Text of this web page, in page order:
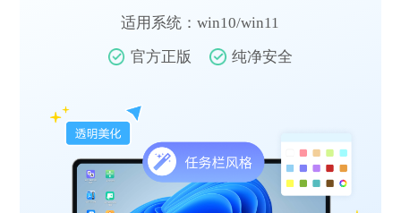
适用系统：win10/win11
官方正版
纯净安全